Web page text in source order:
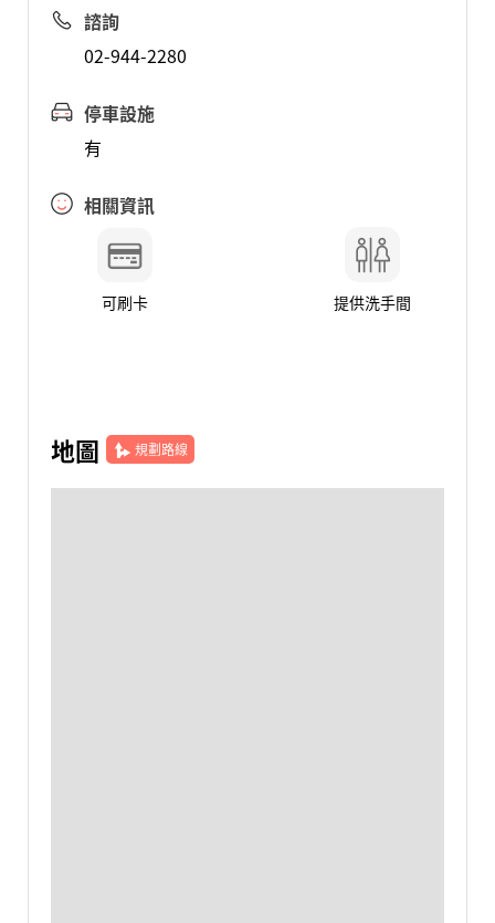
諮詢
02-944-2280
停車設施
有
相關資訊
可刷卡 提供洗手間
地圖 規劃路線